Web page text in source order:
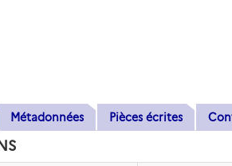
Métadonnées Pièces écrites